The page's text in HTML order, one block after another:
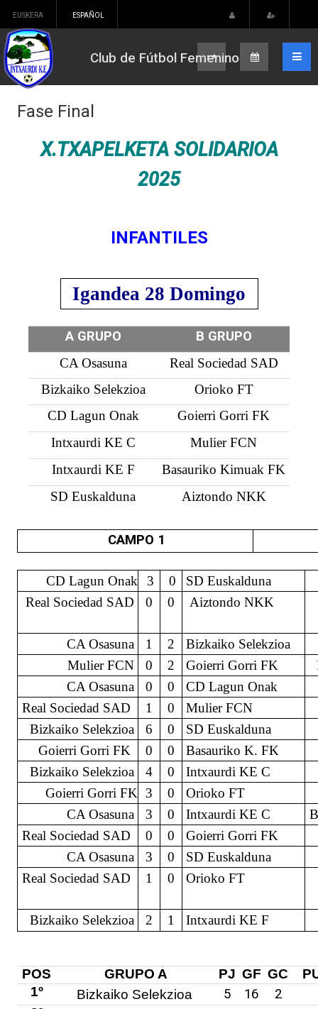
EUSKERA ESPAÑOL
Club de Fútbol Femenino
Fase Final
X.TXAPELKETA SOLIDARIOA
2025
INFANTILES
Igandea 28 Domingo
A GRUPO B GRUPO
CA Osasuna
Real Sociedad SAD
Bizkaiko Selekzioa
Orioko FT
CD Lagun Onak
Goierri Gorri FK
Intxaurdi KE C
Mulier FCN
Intxaurdi KE F
Basauriko Kimuak FK
SD Euskalduna
Aiztondo NKK
CAMPO 1
CD Lagun Onak 3 0
SD Euskalduna
Real Sociedad SAD
0 0 Aiztondo NKK
CA Osasuna 1 2
Bizkaiko Selekzioa
Mulier FCN
0 2 Goierri Gorri FK
CA Osasuna
0 0
CD Lagun Onak
Real Sociedad SAD
1 0
Mulier FCN
Bizkaiko Selekzioa
6 0
SD Euskalduna
Goierri Gorri FK
0 0
Basauriko K. FK
Bizkaiko Selekzioa
4 0
Intxaurdi KE C
Goierri Gorri FK
3 0
Orioko FT
CA Osasuna
3 0 Intxaurdi KE C
Real Sociedad SAD
0 0
Goierri Gorri FK
CA Osasuna
3 0
SD Euskalduna
Real Sociedad SAD
1 0 Orioko FT
Bizkaiko Selekzioa 2 1 Intxaurdi KE F
POS GRUPO A PJ GF GC
1º
Bizkaiko Selekzioa 5 16 2
CAMPO
1
ZELAIA
CAMPO
2
ZELAIA
puesto
10º
4º
4º
Grupo
B
5º
Grupo
A
5º
Grupo
CAMPO
1
ZELAIA
CAMPO
2
ZELAIA
FinalerdiakSemifinal16:40 FinalerdiakSemifinal
1º
2º
Grupo
B
1º
Grupo
B
2º
Grupo
CAMPOCAMPO
2